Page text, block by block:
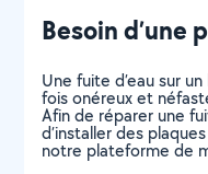
Besoin d’une
Une fuite d’eau sur
fois onéreux et
Afin de réparer une
d’installer des
notre plateforme de